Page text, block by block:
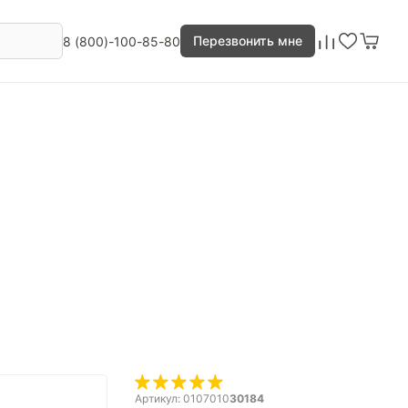
8 (800)-100-85-80 Перезвонить мне
Артикул: 010701030184